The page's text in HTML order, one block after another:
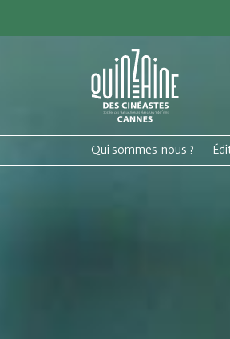
Qui sommes-nous ?